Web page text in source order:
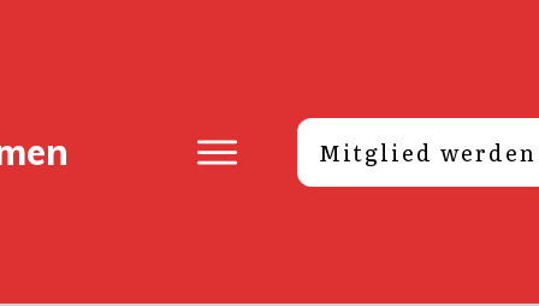
n Mitglied werden